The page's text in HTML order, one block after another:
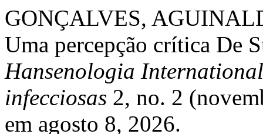
GONÇALVES,
Uma percepção crítica De
Hansenologia
infecciosas 2, no. 2
em agosto 8, 2026.